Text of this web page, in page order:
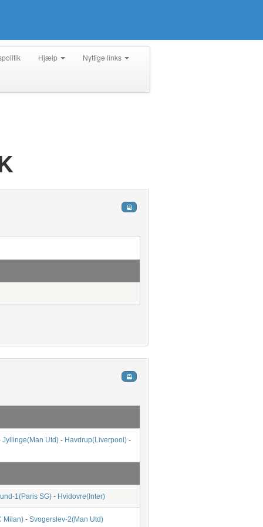
Hjælp Nyttige links
Jyllinge(Man Utd) - Havdrup(Liverpool) -
1(Paris SG) - Hvidovre(Inter)
Milan) - Svogerslev-2(Man Utd)